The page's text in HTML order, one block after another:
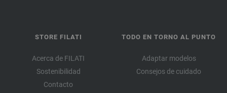
STORE FILATI
Acerca de FILATI
Sostenibilidad
Contacto
TODO EN TORNO AL PUNTO
Adaptar modelos
Consejos de cuidado